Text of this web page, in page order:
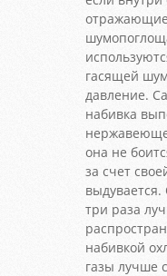
гасящей
давление.
набивка
она не
за счет
три раза
набивкой
газы лучше